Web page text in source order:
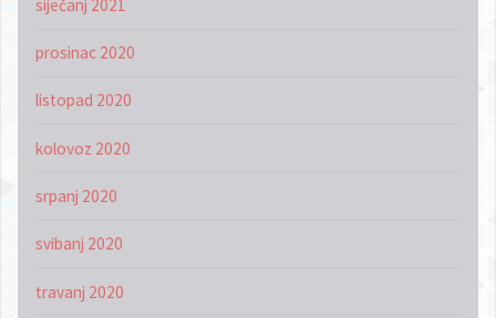
siječanj 2021
prosinac 2020
listopad 2020
kolovoz 2020
srpanj 2020
svibanj 2020
travanj 2020